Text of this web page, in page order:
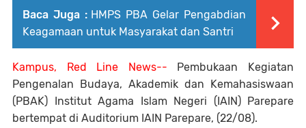
Baca Juga : HMPS PBA Gelar Pengabdian
Keagamaan untuk Masyarakat dan Santri
Kampus, Red Line News-- Pembukaan Kegiatan
Pengenalan Budaya, Akademik dan Kemahasiswaan
(PBAK) Institut Agama Islam Negeri (IAIN) Parepare
bertempat di Auditorium IAIN Parepare, (22/08).